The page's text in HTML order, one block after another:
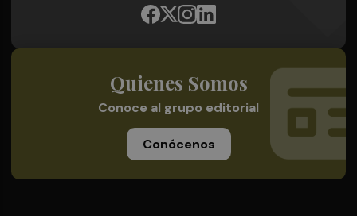
Quienes Somos
Conoce al grupo editorial
Conócenos